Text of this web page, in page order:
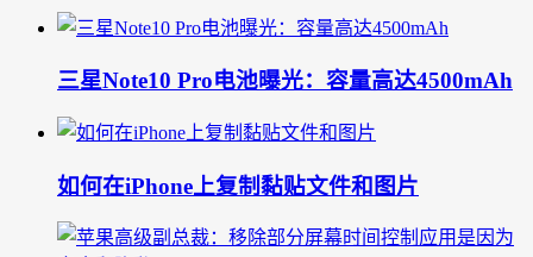
三星Note10 Pro电池曝光：容量高达4500mAh
如何在iPhone上复制黏贴文件和图片